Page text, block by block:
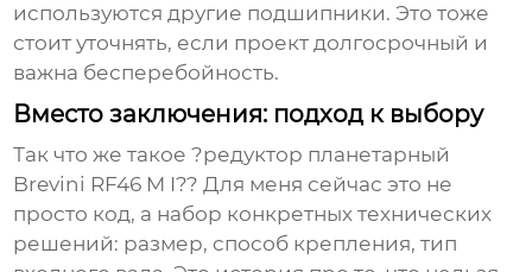
используются другие подшипники. Это тоже
стоит уточнять, если проект долгосрочный и
важна бесперебойность.
Вместо заключения: подход к выбору
Так что же такое ?редуктор планетарный
Brevini RF46 M I?? Для меня сейчас это не
просто код, а набор конкретных технических
решений: размер, способ крепления, тип